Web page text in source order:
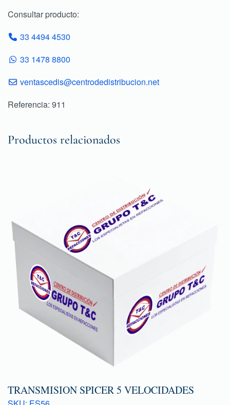
Consultar producto:
33 4494 4530
33 1478 8800
ventascedis@centrodedistribucion.net
Referencia: 911
Productos relacionados
TRANSMISION SPICER 5 VELOCIDADES